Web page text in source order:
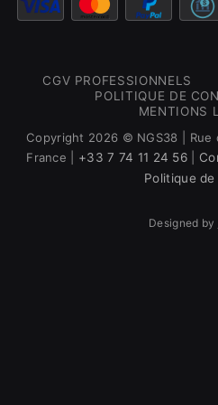
CGV PROFESSIONNELS
POLITIQUE DE
MENTIONS
Copyright 2026 © NGS38 | Rue
France | +33 7 74 11 24 56
Politique
Designed by